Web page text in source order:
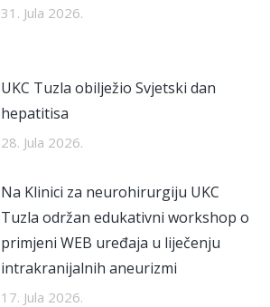
31. Jula 2026.
UKC Tuzla obilježio Svjetski dan
hepatitisa
28. Jula 2026.
Na Klinici za neurohirurgiju UKC
Tuzla održan edukativni workshop o
primjeni WEB uređaja u liječenju
intrakranijalnih aneurizmi
17. Jula 2026.